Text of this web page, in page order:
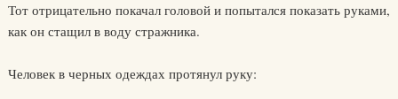
Тот отрицательно покачал головой и попытался показать руками,
как он стащил в воду стражника.
Человек в черных одеждах протянул руку: